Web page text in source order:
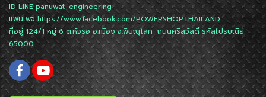
ID LINEpanuwat_engineering
แฟนเพจhttps://www.facebook.com/POWERSHOPTHAILAND
ที่อยู่ 124/1 หมู่ 6 ต.หัวรอ อ.เมือง จ.พิษณุโลก ถนนศรีสวัสดิ์ รหัสไปรษณีย์
65000